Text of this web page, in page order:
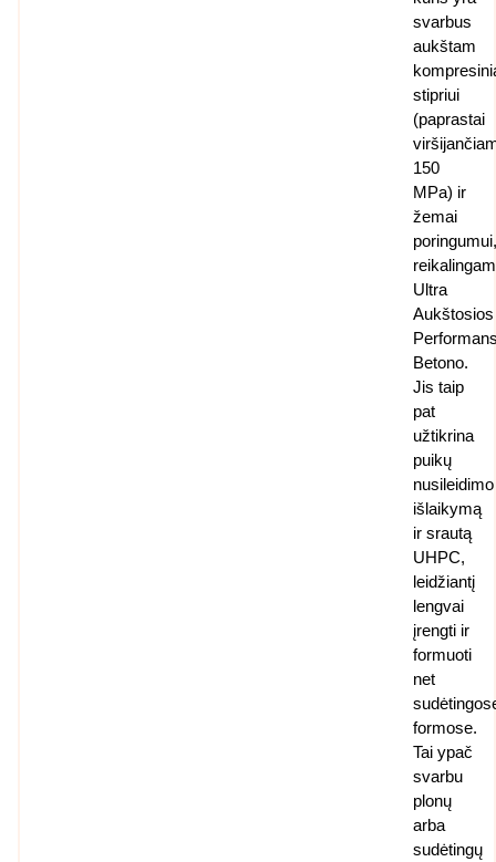
svarbus
aukštam
stipriui
(paprastai
150
MPa) ir
žemai
reikalingam
Ultra
Aukštosios
Betono.
Jis taip
pat
užtikrina
puikų
nusileidimo
išlaikymą
ir srautą
UHPC,
leidžiantį
lengvai
įrengti ir
formuoti
net
formose.
Tai ypač
svarbu
plonų
arba
sudėtingų